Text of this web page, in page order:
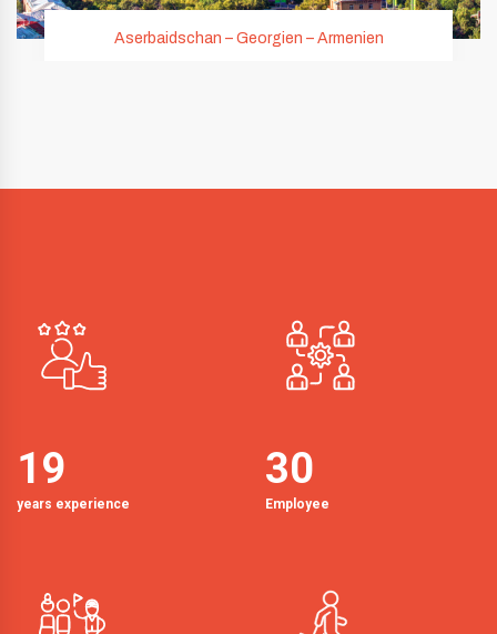
Aserbaidschan – Georgien – Armenien
19
years experience
30
Employee